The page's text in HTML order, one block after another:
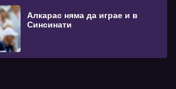
Алкарас няма да играе и в
Синсинати